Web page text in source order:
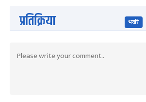
प्रतिक्रिया भर्खरै